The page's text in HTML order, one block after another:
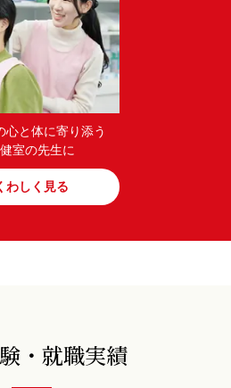
心と体に寄り添う
室の先生に
わしく見る
・就職実績